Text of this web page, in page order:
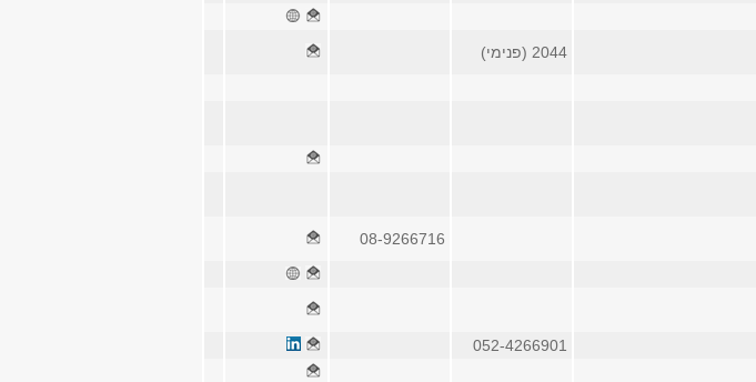
2044 (פנימי)
08-9266716
052-4266901